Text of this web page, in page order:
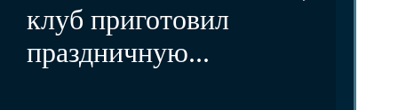
клуб приготовил
праздничную...